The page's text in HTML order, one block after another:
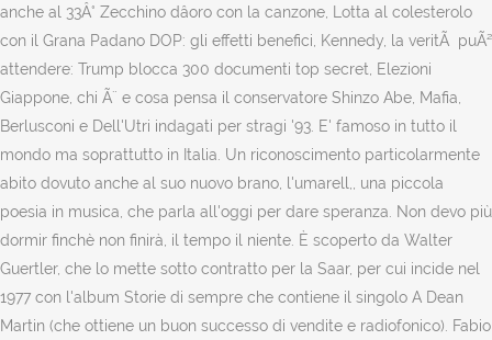
anche al 33Â° Zecchino dâoro con la canzone, Lotta al colesterolo
con il Grana Padano DOP: gli effetti benefici, Kennedy, la veritÃ puÃ²
attendere: Trump blocca 300 documenti top secret, Elezioni
Giappone, chi Ã¨ e cosa pensa il conservatore Shinzo Abe, Mafia,
Berlusconi e Dell'Utri indagati per stragi '93. E' famoso in tutto il
mondo ma soprattutto in Italia. Un riconoscimento particolarmente
abito dovuto anche al suo nuovo brano, l'umarell,, una piccola
poesia in musica, che parla all'oggi per dare speranza. Non devo più
dormir finchè non finirà, il tempo il niente. È scoperto da Walter
Guertler, che lo mette sotto contratto per la Saar, per cui incide nel
1977 con l'album Storie di sempre che contiene il singolo A Dean
Martin (che ottiene un buon successo di vendite e radiofonico). Fabio